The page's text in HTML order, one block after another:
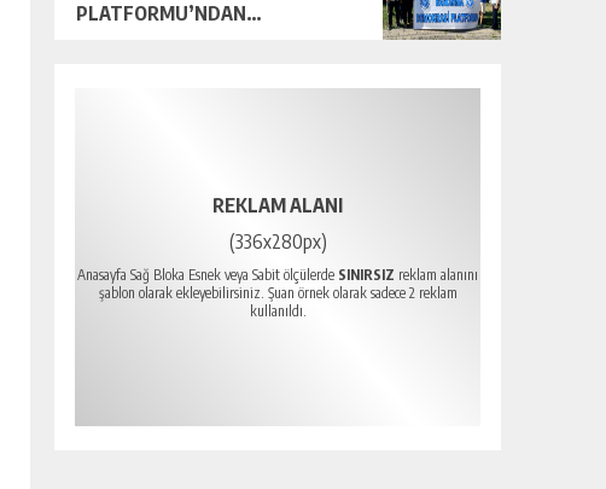
PLATFORMU’NDAN…
REKLAM ALANI
(336x280px)
Anasayfa Sağ Bloka Esnek veya Sabit ölçülerde SINIRSIZ reklam alanını
şablon olarak ekleyebilirsiniz. Şuan örnek olarak sadece 2 reklam
kullanıldı.